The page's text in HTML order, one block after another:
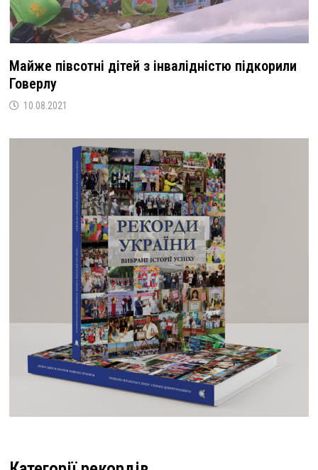
Майже півсотні дітей з інвалідністю підкорили
Говерлу
10.08.2021